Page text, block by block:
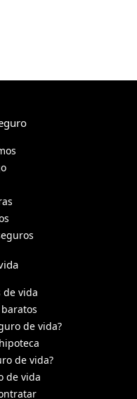
de vida
de vida?
de vida?
de vida